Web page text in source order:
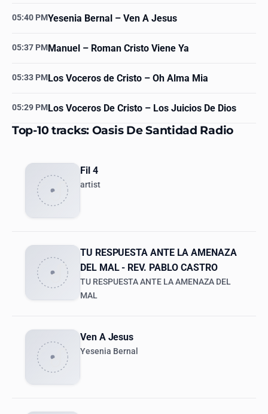
05:40 PMYesenia Bernal – Ven A Jesus
05:37 PMManuel – Roman Cristo Viene Ya
05:33 PMLos Voceros de Cristo – Oh Alma Mia
05:29 PMLos Voceros De Cristo – Los Juicios De Dios
Top-10 tracks: Oasis De Santidad Radio
Fil 4
artist
TU RESPUESTA ANTE LA AMENAZA
DEL MAL - REV. PABLO CASTRO
TU RESPUESTA ANTE LA AMENAZA DEL
MAL
Ven A Jesus
Yesenia Bernal